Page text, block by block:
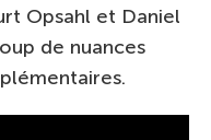
Opsahl et Daniel
de nuances